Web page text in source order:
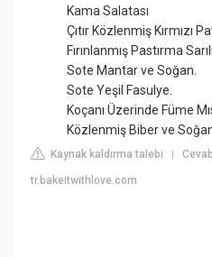
Kama Salatası
Çıtır Közlenmiş Kırmızı
Fırınlanmış Pastırma
Sote Mantar ve Soğan.
Sote Yeşil Fasulye.
Koçanı Üzerinde Füme
Közlenmiş Biber ve
Kaynak kaldırma talebi |
tr.bakeitwithlove.com